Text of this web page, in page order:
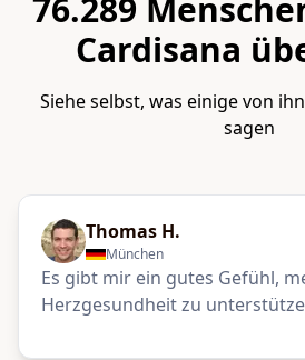
76.289
Cardisana
Siehe selbst, was einige von
sagen
Thomas H.
München
Es gibt mir ein gutes Gefühl,
Herzgesundheit zu